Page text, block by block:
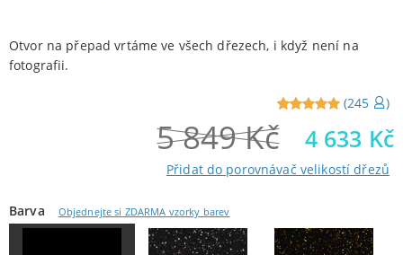
Otvor na přepad vrtáme ve všech dřezech, i když není na
fotografii.
Reviewed
5
out of
5 from
245
(245 )
5 849Kč 4 633 Kč
Přidat do porovnávač velikostí dřezů
Barva Objednejte si ZDARMA vzorky barev